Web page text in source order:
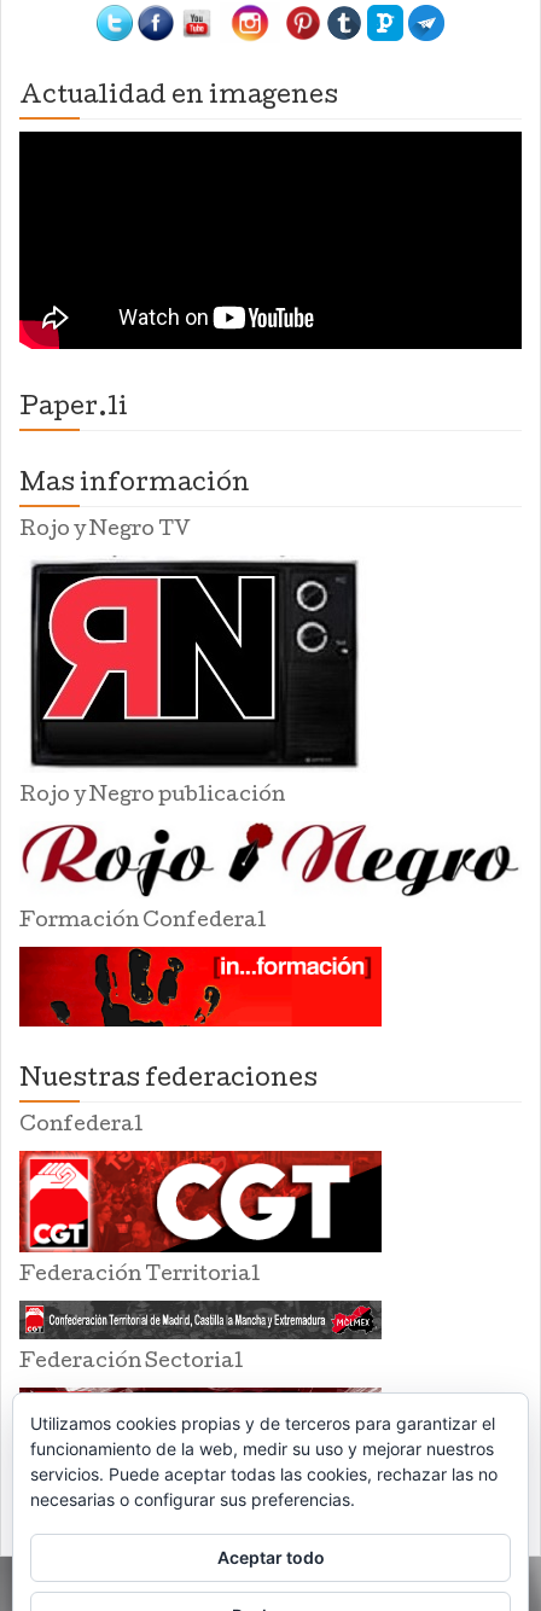
Actualidad en imagenes
Paper.li
Mas información
Rojo y Negro TV
Rojo y Negro publicación
Formación Confederal
Nuestras federaciones
Confederal
Federación Territorial
Federación Sectorial
Utilizamos cookies propias y de terceros para garantizar el
funcionamiento de la web, medir su uso y mejorar nuestros
servicios. Puede aceptar todas las cookies, rechazar las no
necesarias o configurar sus preferencias.
Aceptar todo